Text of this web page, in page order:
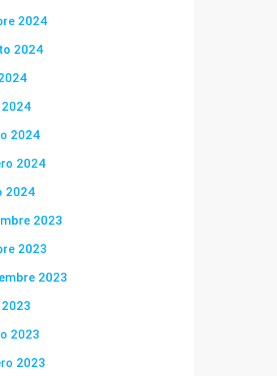
2024
2024
2024
2024
2024
2023
2023
2023
2023
2023